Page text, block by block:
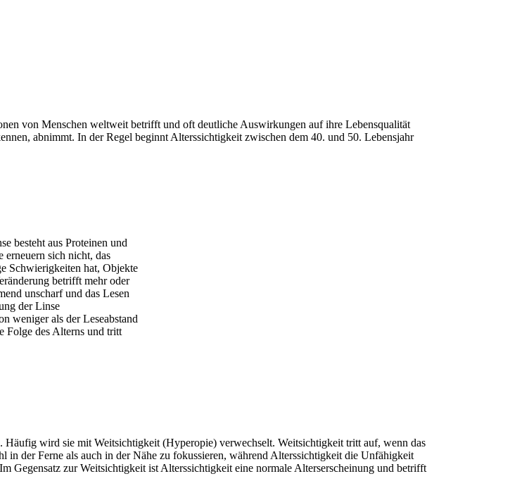
von Menschen weltweit betrifft und oft deutliche Auswirkungen auf ihre Lebensqualität
abnimmt. In der Regel beginnt Alterssichtigkeit zwischen dem 40. und 50. Lebensjahr
besteht aus Proteinen und
erneuern sich nicht, das
Schwierigkeiten hat, Objekte
betrifft mehr oder
unscharf und das Lesen
der Linse
weniger als der Leseabstand
Folge des Alterns und tritt
wird sie mit Weitsichtigkeit (Hyperopie) verwechselt. Weitsichtigkeit tritt auf, wenn das
der Ferne als auch in der Nähe zu fokussieren, während Alterssichtigkeit die Unfähigkeit
Gegensatz zur Weitsichtigkeit ist Alterssichtigkeit eine normale Alterserscheinung und betrifft